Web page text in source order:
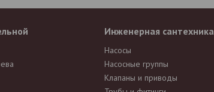
Инженерная сантехника
Насосы
Насосные группы
Клапаны и приводы